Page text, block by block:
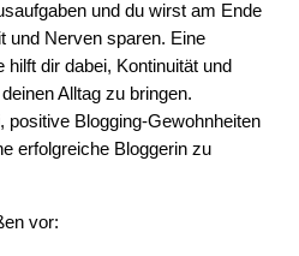
und du wirst am Ende
und Nerven sparen. Eine
dir dabei, Kontinuität und
Alltag zu bringen.
positive Blogging-Gewohnheiten
erfolgreiche Bloggerin zu
vor: